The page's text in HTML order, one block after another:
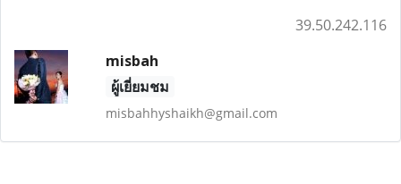
39.50.242.116
misbah
ผู้เยี่ยมชม
misbahhyshaikh@gmail.com